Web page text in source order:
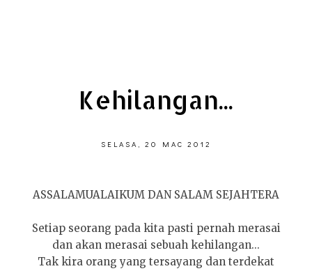
Kehilangan...
SELASA, 20 MAC 2012
ASSALAMUALAIKUM DAN SALAM SEJAHTERA
Setiap seorang pada kita pasti pernah merasai
dan akan merasai sebuah kehilangan...
Tak kira orang yang tersayang dan terdekat